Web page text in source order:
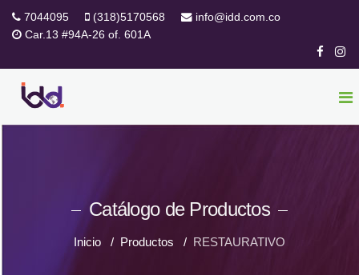
7044095 (318)5170568
info@idd.com.co
Car.13 #94A-26 of. 601A
Catálogo de Productos
Inicio Productos RESTAURATIVO